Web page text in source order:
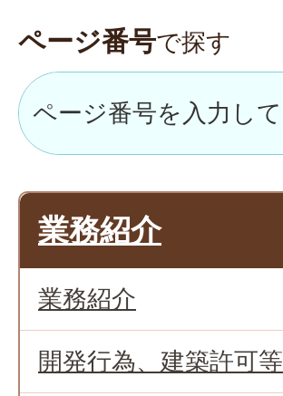
ページ番号で探す
業務紹介
業務紹介
開発行為、建築許可等